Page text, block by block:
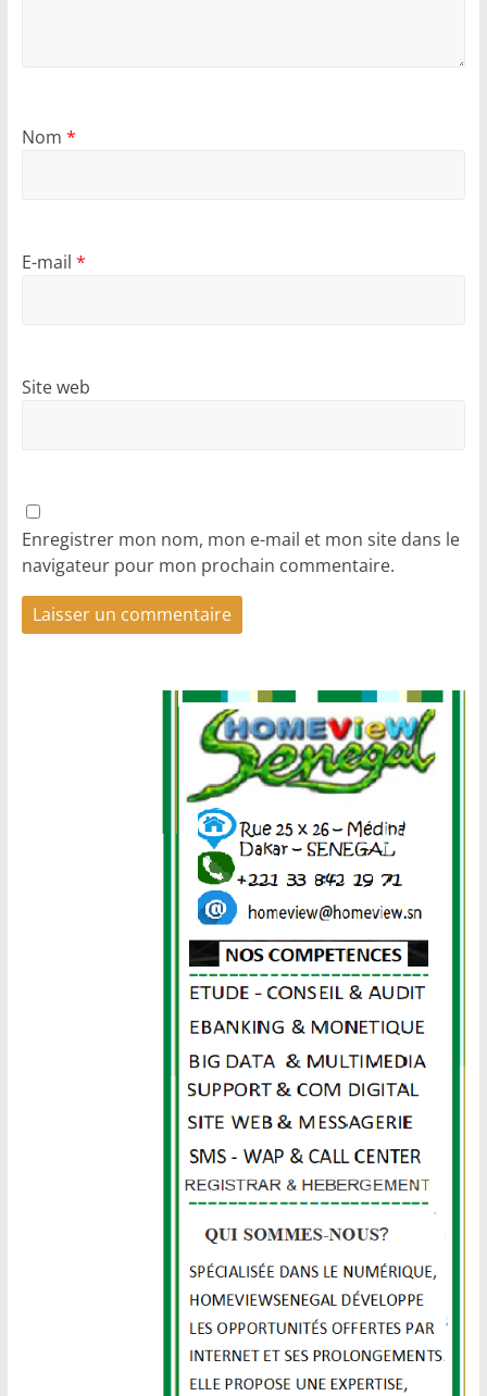
Nom *
E-mail *
Site web
Enregistrer mon nom, mon e-mail et mon site dans le
navigateur pour mon prochain commentaire.